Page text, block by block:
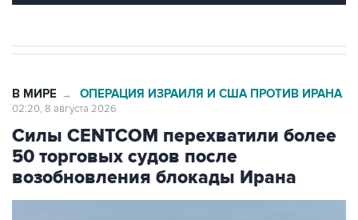
В МИРЕ → ОПЕРАЦИЯ ИЗРАИЛЯ И США ПРОТИВ ИРАНА
02:20, 8 августа 2026
Силы CENTCOM перехватили более
50 торговых судов после
возобновления блокады Ирана